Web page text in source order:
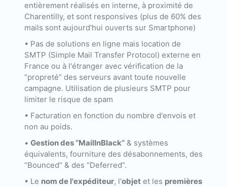
entièrement réalisés en interne, à proximité de
Charentilly, et sont responsives (plus de 60% des
mails sont aujourd'hui ouverts sur Smartphone)
• Pas de solutions en ligne mais location de
SMTP (Simple Mail Transfer Protocol) externe en
France ou à l'étranger avec vérification de la
“propreté” des serveurs avant toute nouvelle
campagne. Utilisation de plusieurs SMTP pour
limiter le risque de spam
• Facturation en fonction du nombre d'envois et
non au poids.
• Gestion des “MailInBlack”& systèmes
équivalents, fourniture des désabonnements, des
“Bounced” & des “Deferred”.
• Le nom de l'expéditeur, l'objetet les premières